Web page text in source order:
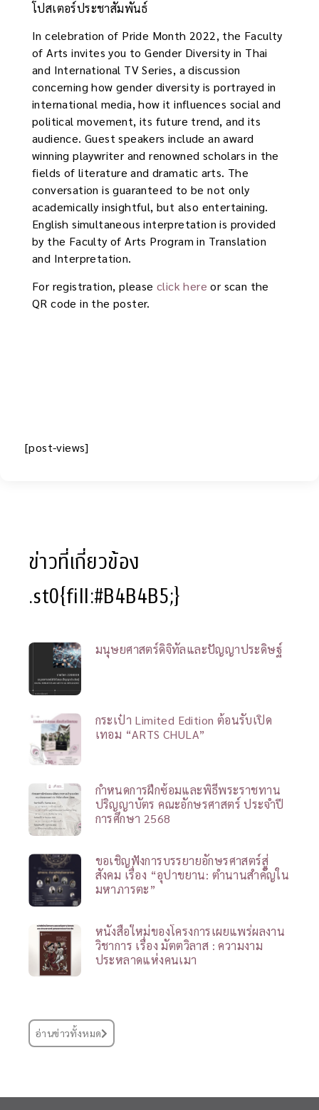
โปสเตอร์ประชาสัมพันธ์
In celebration of Pride Month 2022, the Faculty
of Arts invites you to Gender Diversity in Thai
and International TV Series, a discussion
concerning how gender diversity is portrayed in
international media, how it influences social and
political movement, its future trend, and its
audience. Guest speakers include an award
winning playwriter and renowned scholars in the
fields of literature and dramatic arts. The
conversation is guaranteed to be not only
academically insightful, but also entertaining.
English simultaneous interpretation is provided
by the Faculty of Arts Program in Translation
and Interpretation.
For registration, please click here or scan the
QR code in the poster.
[post-views]
ข่าวที่เกี่ยวข้อง
.st0{fill:#B4B4B5;}
มนุษยศาสตร์ดิจิทัลและปัญญาประดิษฐ์
กระเป๋า Limited Edition ต้อนรับเปิด
เทอม “ARTS CHULA”
กำหนดการฝึกซ้อมและพิธีพระราชทาน
ปริญญาบัตร คณะอักษรศาสตร์ ประจำปี
การศึกษา 2568
ขอเชิญฟังการบรรยายอักษรศาสตร์สู่
สังคม เรื่อง “อุปาขยาน: ตำนานสำคัญใน
มหาภารตะ”
หนังสือใหม่ของโครงการเผยแพร่ผลงาน
วิชาการ เรื่อง มัตตวิลาส : ความงาม
ประหลาดแห่งคนเมา
อ่านข่าวทั้งหมด